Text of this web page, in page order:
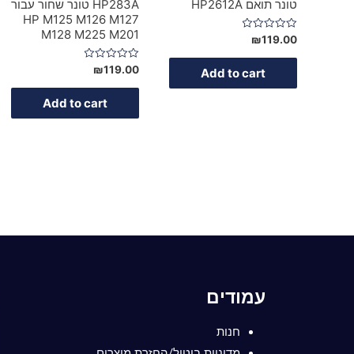
טונר תואם HP2612A
Rated
0
out
₪119.00
Add to cart
HP283A טונר שחור עבור
HP M125 M126 M127
M128 M225 M201
Rated
0
out
₪119.00
Add to cart
עמודים
חנות